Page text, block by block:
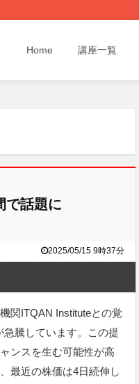
Home 講座一覧
で話題に
2025/05/15 9時37分
関ITQAN Instituteとの覚
騰しています。この提
ンスを生む可能性が高
最近の株価は4日続伸し